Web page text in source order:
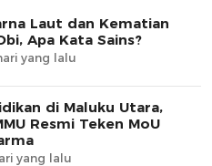
Laut dan Kematian
Apa Kata Sains?
yang lalu
di Maluku Utara,
Resmi Teken MoU
yang lalu